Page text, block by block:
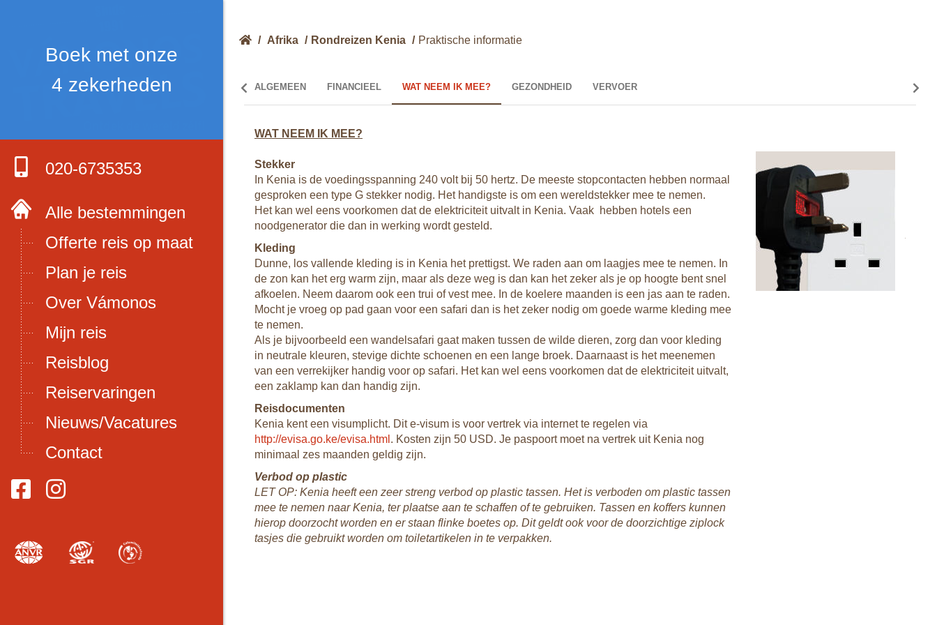
Boek met onze
4 zekerheden
020-6735353
Alle bestemmingen
Offerte reis op maat
Plan je reis
Over Vámonos
Mijn reis
Reisblog
Reiservaringen
Nieuws/Vacatures
Contact
/ Afrika / Rondreizen Kenia / Praktische informatie
ALGEMEEN FINANCIEEL WAT NEEM IK MEE? GEZONDHEID VERVOER
kijken op
dollars
en ook
In verband
met je bank
per dag
geld
normaal (maar
hotels
per groep
wordt door
safari zijn alle
WAT NEEM IK MEE?
Stekker
In Kenia is de voedingsspanning 240 volt bij 50 hertz. De meeste stopcontacten hebben normaal
gesproken een type G stekker nodig. Het handigste is om een wereldstekker mee te nemen.
Het kan wel eens voorkomen dat de elektriciteit uitvalt in Kenia. Vaak hebben hotels een
noodgenerator die dan in werking wordt gesteld.
Kleding
Dunne, los vallende kleding is in Kenia het prettigst. We raden aan om laagjes mee te nemen. In
de zon kan het erg warm zijn, maar als deze weg is dan kan het zeker als je op hoogte bent snel
afkoelen. Neem daarom ook een trui of vest mee. In de koelere maanden is een jas aan te raden.
Mocht je vroeg op pad gaan voor een safari dan is het zeker nodig om goede warme kleding mee
te nemen.
Als je bijvoorbeeld een wandelsafari gaat maken tussen de wilde dieren, zorg dan voor kleding
in neutrale kleuren, stevige dichte schoenen en een lange broek. Daarnaast is het meenemen
van een verrekijker handig voor op safari. Het kan wel eens voorkomen dat de elektriciteit uitvalt,
een zaklamp kan dan handig zijn.
Reisdocumenten
Kenia kent een visumplicht. Dit e-visum is voor vertrek via internet te regelen via
http://evisa.go.ke/evisa.html . Kosten zijn 50 USD. Je paspoort moet na vertrek uit Kenia nog
minimaal zes maanden geldig zijn.
Verbod op plastic
LET OP: Kenia heeft een zeer streng verbod op plastic tassen. Het is verboden om plastic tassen
mee te nemen naar Kenia, ter plaatse aan te schaffen of te gebruiken. Tassen en koffers kunnen
hierop doorzocht worden en er staan flinke boetes op. Dit geldt ook voor de doorzichtige ziplock
tasjes die gebruikt worden om toiletartikelen in te verpakken.